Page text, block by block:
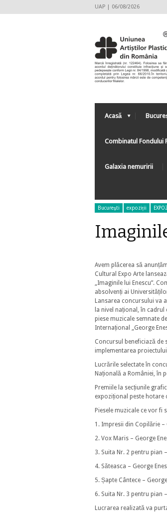
UAP | 06/08/2026
Acasă
Combinatul Fondului
Galaxia nemuririi
Bucureşti expoziții
Avem plăcerea să
Cultural Expo Arte
„Imaginile lui Enescu”.
absolvenți ai
Lansarea concursului va
la nivel național, în
piese muzicale semnate
Internațional „George
Concursul beneficiază
implementarea
Lucrările selectate în
Națională a României, în
Premiile la secțiunile
expozițional peste
Piesele muzicale ce vor fi
1. Impresii din Copilărie –
2. Vox Maris – George
3. Suita Nr. 2 pentru pian
4. Săteasca – George
5. Șapte Cântece –
6. Suita Nr. 3 pentru pian
Lucrarea realizată va